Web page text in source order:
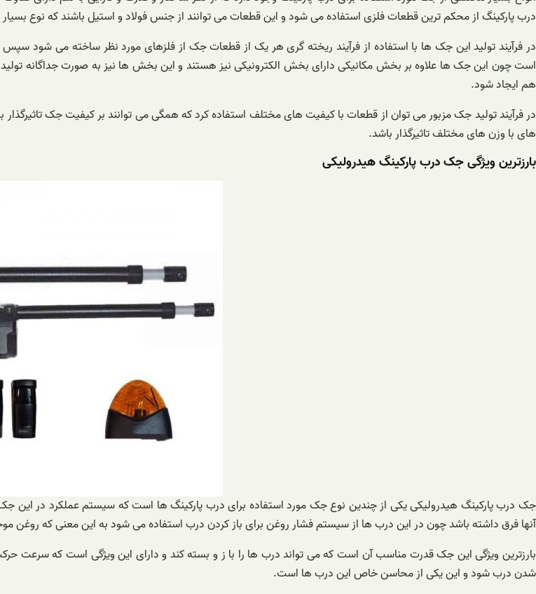
درب پارکینگ از محکم ترین قطعات فلزی استفاده می شود و این قطعات می توانند از جنس فولاد و استیل باشند که نوع بسیار
در فرآیند تولید این جک ها با استفاده از فرآیند ریخته گری هر یک از قطعات جک از فلزهای مورد نظر ساخته می شود
است چون این جک ها علاوه بر بخش مکانیکی دارای بخش الکترونیکی نیز هستند و این بخش ها نیز به صورت جداگانه
هم ایجاد شود.
در فرآیند تولید جک مزبور می توان از قطعات با کیفیت های مختلف استفاده کرد که همگی می توانند بر کیفیت جک
های با وزن های مختلف تاثیرگذار باشد.
بارزترین ویژگی جک درب پارکینگ هیدرولیکی
جک درب پارکینگ هیدرولیکی یکی از چندین نوع جک مورد استفاده برای درب پارکینگ ها است که سیستم عملکرد در این
آنها فرق داشته باشد چون در این درب ها از سیستم فشار روغن برای باز کردن درب استفاده می شود به این معنی که
بارزترین ویژگی این جک قدرت مناسب آن است که می تواند درب ها را با ز و بسته کند و دارای این ویژگی است که سرعت
شدن درب شود و این یکی از محاسن خاص این درب ها است.